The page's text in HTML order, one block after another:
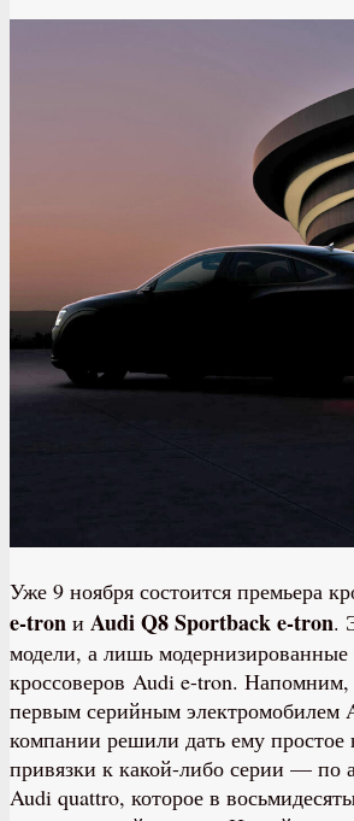
Уже 9 ноября состоится премьера
e-tron и Audi Q8 Sportback e-tron.
модели, а лишь модернизированные
кроссоверов Audi e-tron. Напомним,
первым серийным электромобилем
компании решили дать ему простое
привязки к какой-либо серии — по
Audi quattro, которое в